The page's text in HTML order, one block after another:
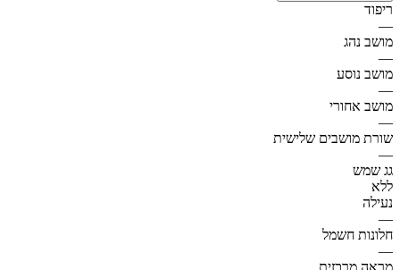
ריפוד
—
מושב נהג
—
מושב נוסע
—
מושב אחורי
—
שורת מושבים שלישית
—
גג שמש
ללא
נעילה
—
חלונות חשמל
—
מראה מרכזית